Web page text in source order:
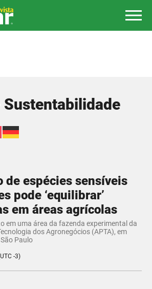
de espécies sensíveis
pode ‘equilibrar’
em áreas agrícolas
em uma área da fazenda experimental da
dos Agronegócios (APTA), em
Paulo
-3)